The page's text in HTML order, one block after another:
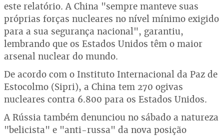
este relatório. A China "sempre manteve suas
próprias forças nucleares no nível mínimo exigido
para a sua segurança nacional", garantiu,
lembrando que os Estados Unidos têm o maior
arsenal nuclear do mundo.
De acordo com o Instituto Internacional da Paz de
Estocolmo (Sipri), a China tem 270 ogivas
nucleares contra 6.800 para os Estados Unidos.
A Rússia também denunciou no sábado a natureza
"belicista" e "anti-russa" da nova posição